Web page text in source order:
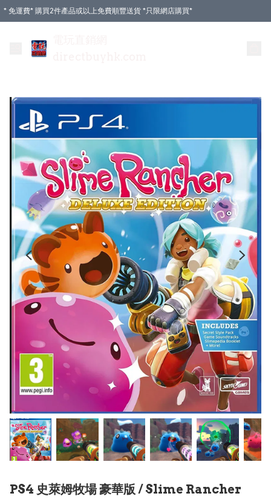
* 免運費* 購買2件產品或以上免費順豐送貨 *只限網店購買*
PS4 史萊姆牧場 豪華版 / Slime Rancher